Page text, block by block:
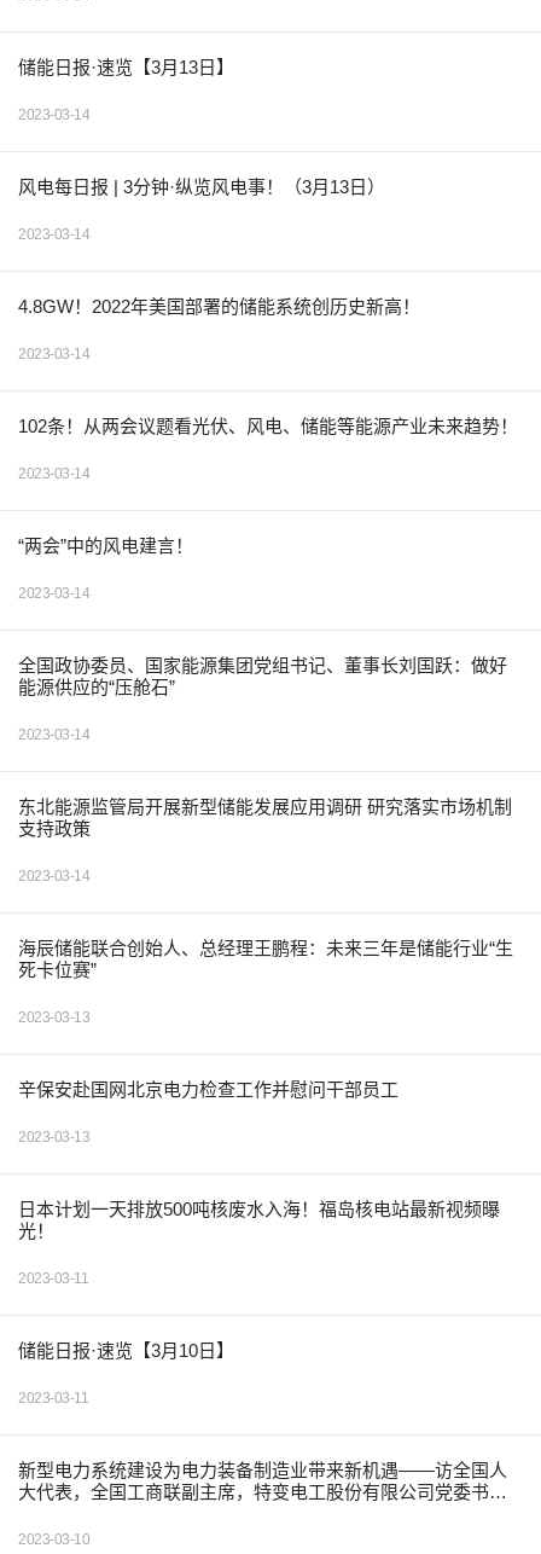
储能日报·速览【3月13日】
2023-03-14
风电每日报 | 3分钟·纵览风电事！（3月13日）
2023-03-14
4.8GW！2022年美国部署的储能系统创历史新高！
2023-03-14
102条！从两会议题看光伏、风电、储能等能源产业未来趋势！
2023-03-14
“两会”中的风电建言！
2023-03-14
全国政协委员、国家能源集团党组书记、董事长刘国跃：做好
能源供应的“压舱石”
2023-03-14
东北能源监管局开展新型储能发展应用调研 研究落实市场机制
支持政策
2023-03-14
海辰储能联合创始人、总经理王鹏程：未来三年是储能行业“生
死卡位赛”
2023-03-13
辛保安赴国网北京电力检查工作并慰问干部员工
2023-03-13
日本计划一天排放500吨核废水入海！福岛核电站最新视频曝
光！
2023-03-11
储能日报·速览【3月10日】
2023-03-11
新型电力系统建设为电力装备制造业带来新机遇——访全国人
大代表，全国工商联副主席，特变电工股份有限公司党委书
2023-03-10